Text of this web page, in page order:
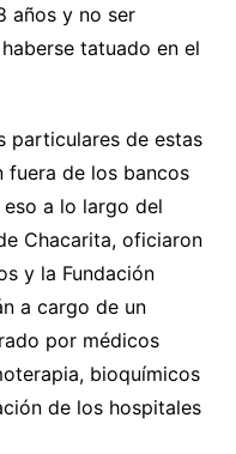
años y no ser
tatuado en el
particulares de estas
fuera de los bancos
a lo largo del
Chacarita, oficiaron
y la Fundación
a cargo de un
por médicos
bioquímicos
de los hospitales